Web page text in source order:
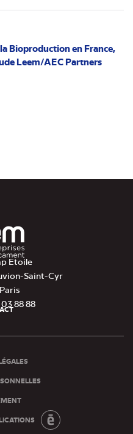
Bioproduction en France,
Leem/AEC Partners
Etoile
Saint-Cyr
88 88